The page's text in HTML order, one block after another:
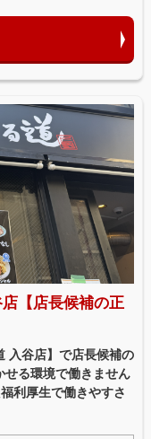
【店長候補の正
入谷店】で店長候補の
る環境で働きません
利厚生で働きやすさ